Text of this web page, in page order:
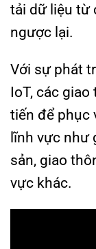
tải dữ liệu từ
ngược lại.
Với sự phát
IoT, các
tiến để phục
lĩnh vực như
sản, giao
vực khác.